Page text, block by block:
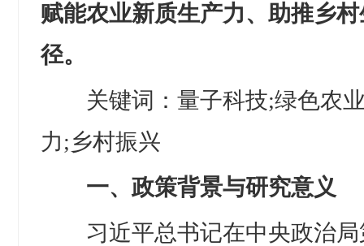
赋能农业新质生产力、助推乡
径。
关键词：量子科技;绿色农业
力;乡村振兴
一、政策背景与研究意义
习近平总书记在中央政治局